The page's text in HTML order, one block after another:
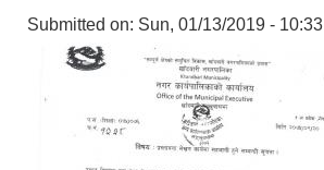
Submitted on: Sun, 01/13/2019 - 10:33